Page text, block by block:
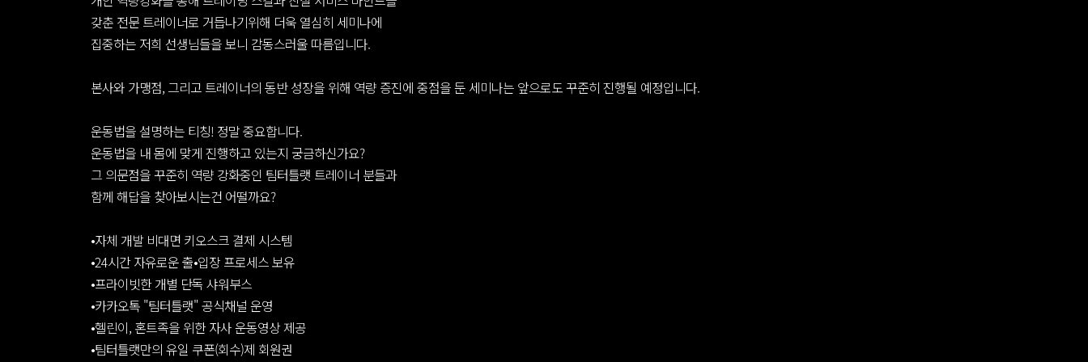
갖춘 전문 트레이너로 거듭나기위해 더욱 열심히 세미나에
집중하는 저희 선생님들을 보니 감동스러울 따름입니다.
본사와 가맹점, 그리고 트레이너의 동반 성장을 위해 역량 증진에 중점을 둔 세미나는 앞으로도 꾸준히 진행될 예정입니다.
운동법을 설명하는 티칭! 정말 중요합니다.
운동법을 내 몸에 맞게 진행하고 있는지 궁금하신가요?
그 의문점을 꾸준히 역량 강화중인 팀터틀랫 트레이너 분들과
함께 해답을 찾아보시는건 어떨까요?
•자체 개발 비대면 키오스크 결제 시스템
•24시간 자유로운 출•입장 프로세스 보유
•프라이빗한 개별 단독 샤워부스
•카카오톡 "팀터틀랫" 공식채널 운영
•헬린이, 혼트족을 위한 자사 운동영상 제공
•팀터틀랫만의 유일 쿠폰(회수)제 회원권